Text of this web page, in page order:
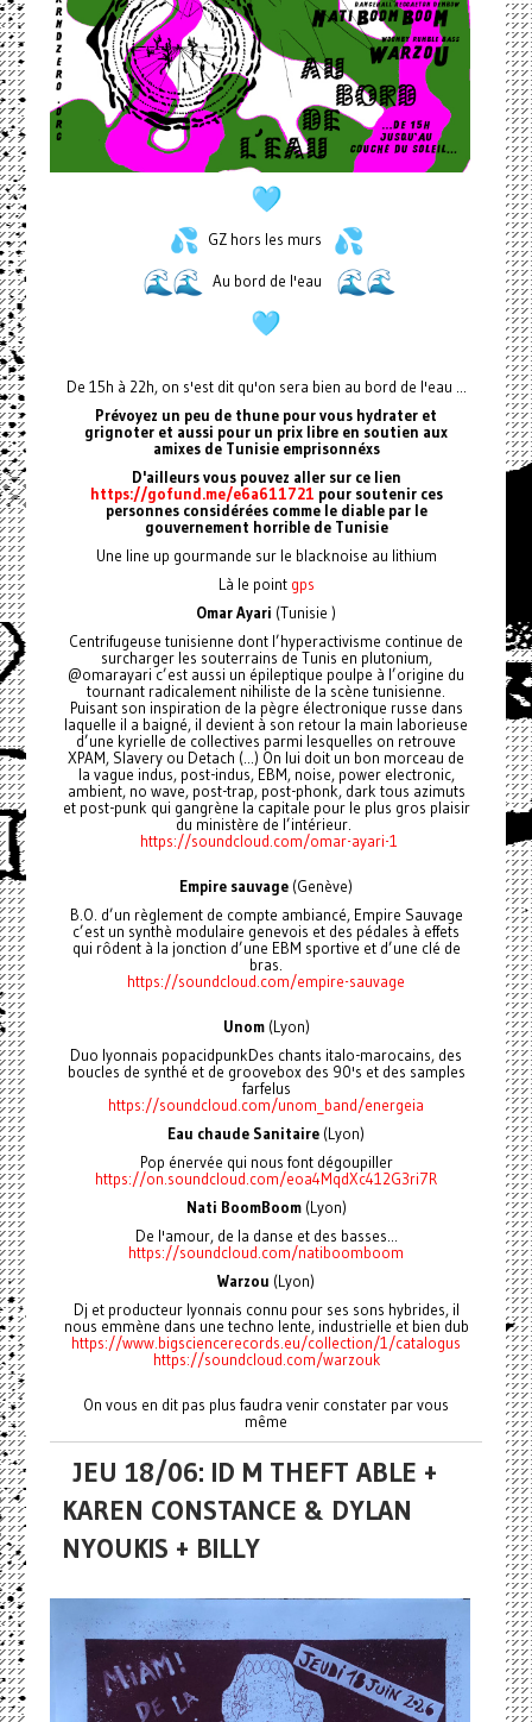
GZ hors les murs
Au bord de l'eau
De 15h à 22h, on s'est dit qu'on sera bien au bord de l'eau ...
Prévoyez un peu de thune pour vous hydrater et
grignoter et aussi pour un prix libre en soutien aux
amixes de Tunisie emprisonnéxs
D'ailleurs vous pouvez aller sur ce lien
https://gofund.me/e6a611721 pour soutenir ces
personnes considérées comme le diable par le
gouvernement horrible de Tunisie
Une line up gourmande sur le blacknoise au lithium
Là le pointgps
Omar Ayari (Tunisie )
Centrifugeuse tunisienne dont l’hyperactivisme continue de
surcharger les souterrains de Tunis en plutonium,
@omarayari c’est aussi un épileptique poulpe à l’origine du
tournant radicalement nihiliste de la scène tunisienne.
Puisant son inspiration de la pègre électronique russe dans
laquelle il a baigné, il devient à son retour la main laborieuse
d’une kyrielle de collectives parmi lesquelles on retrouve
XPAM, Slavery ou Detach (...) On lui doit un bon morceau de
la vague indus, post-indus, EBM, noise, power electronic,
ambient, no wave, post-trap, post-phonk, dark tous azimuts
et post-punk qui gangrène la capitale pour le plus gros plaisir
du ministère de l’intérieur.
https://soundcloud.com/omar-ayari-1
Empire sauvage (Genève)
B.O. d’un règlement de compte ambiancé, Empire Sauvage
c’est un synthè modulaire genevois et des pédales à effets
qui rôdent à la jonction d’une EBM sportive et d’une clé de
bras.
https://soundcloud.com/empire-sauvage
Unom (Lyon)
Duo lyonnais popacidpunkDes chants italo-marocains, des
boucles de synthé et de groovebox des 90's et des samples
farfelus
https://soundcloud.com/unom_band/energeia
Eau chaude Sanitaire (Lyon)
Pop énervée qui nous font dégoupiller
https://on.soundcloud.com/eoa4MqdXc412G3ri7R
Nati BoomBoom(Lyon)
De l'amour, de la danse et des basses...
https://soundcloud.com/natiboomboom
Warzou (Lyon)
Dj et producteur lyonnais connu pour ses sons hybrides, il
nous emmène dans une techno lente, industrielle et bien dub
https://www.bigsciencerecords.eu/collection/1/catalogus
https://soundcloud.com/warzouk
On vous en dit pas plus faudra venir constater par vous
même
JEU 18/06: ID M THEFT ABLE +
KAREN CONSTANCE & DYLAN
NYOUKIS + BILLY